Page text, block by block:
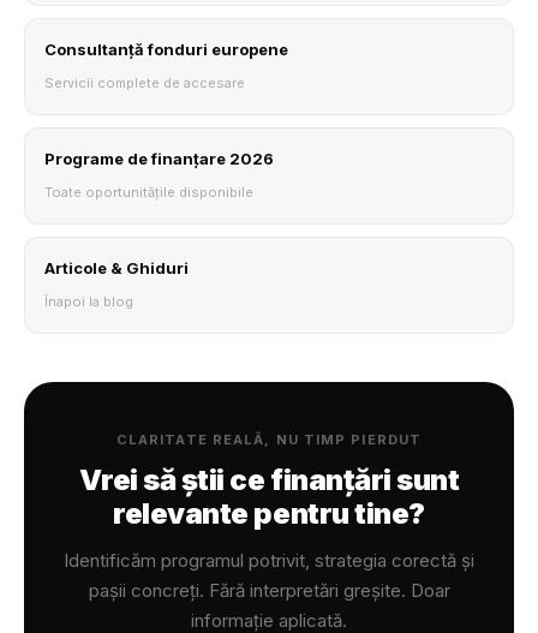
Consultanță fonduri europene
Servicii complete de accesare
Programe de finanțare 2026
Toate oportunitățile disponibile
Articole & Ghiduri
Înapoi la blog
CLARITATE REALĂ, NU TIMP PIERDUT
Vrei să știi ce finanțări sunt
relevante pentru tine?
Identificăm programul potrivit, strategia corectă și
pașii concreți. Fără interpretări greșite. Doar
informație aplicată.